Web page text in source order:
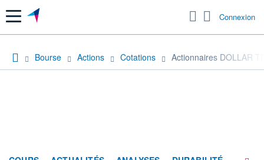
Menu Connexion
Bourse Actions Cotations Actionnaires DOLLAR